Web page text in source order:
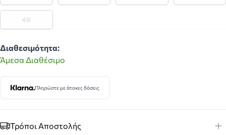
48
Διαθεσιμότητα:
Άμεσα Διαθέσιμο
Πληρώστε με άτοκες δόσεις
Τρόποι Αποστολής